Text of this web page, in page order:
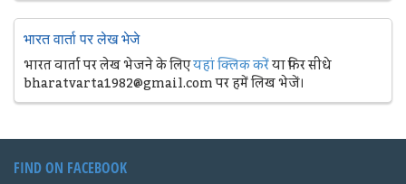
भारत वार्ता पर लेख भेजे
भारत वार्ता पर लेख भेजने के लिएयहां क्लिक करेंया फिर सीधे
bharatvarta1982@gmail.com पर हमें लिख भेजें।
FIND ON FACEBOOK